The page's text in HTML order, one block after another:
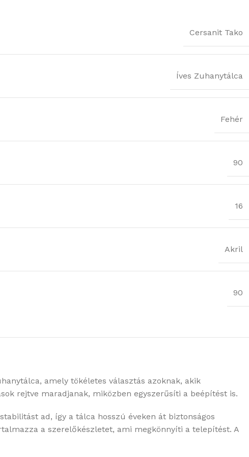
Cersanit Tako
Íves Zuhanytálca
Fehér
90
16
Akril
90
amely tökéletes választás azoknak, akik
rejtve maradjanak, miközben egyszerűsíti a beépítést is.
ad, így a tálca hosszú éveken át biztonságos
a szerelőkészletet, ami megkönnyíti a telepítést. A